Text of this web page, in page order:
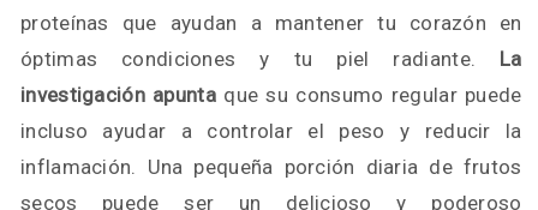
proteínas que ayudan a mantener tu corazón en
óptimas condiciones y tu piel radiante. La
investigación apunta que su consumo regular puede
incluso ayudar a controlar el peso y reducir la
inflamación. Una pequeña porción diaria de frutos
secos puede ser un delicioso y poderoso